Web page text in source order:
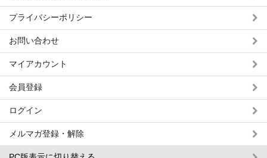
プライバシーポリシー
お問い合わせ
マイアカウント
会員登録
ログイン
メルマガ登録・解除